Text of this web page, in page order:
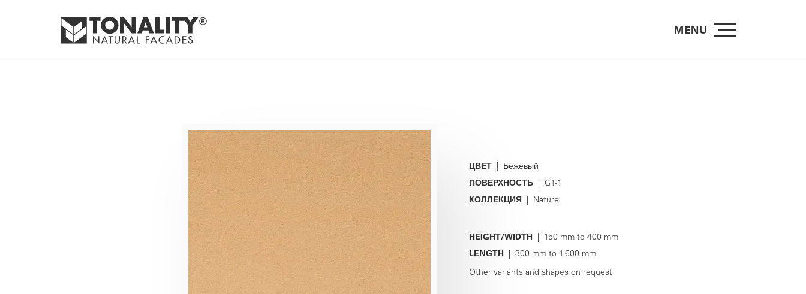
MENU
ЦВЕТ| Бежевый
ПОВЕРХНОСТЬ| G1-1
КОЛЛЕКЦИЯ| Nature
HEIGHT/WIDTH| 150 mm to 400 mm
LENGTH| 300 mm to 1.600 mm
Other variants and shapes on request